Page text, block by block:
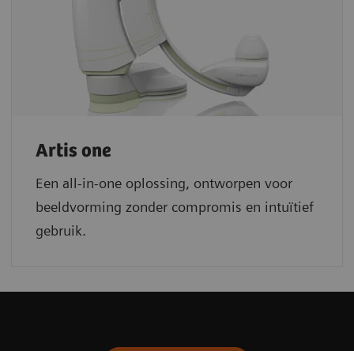
Artis one
Een all-in-one oplossing, ontworpen voor
beeldvorming zonder compromis en intuïtief
gebruik.